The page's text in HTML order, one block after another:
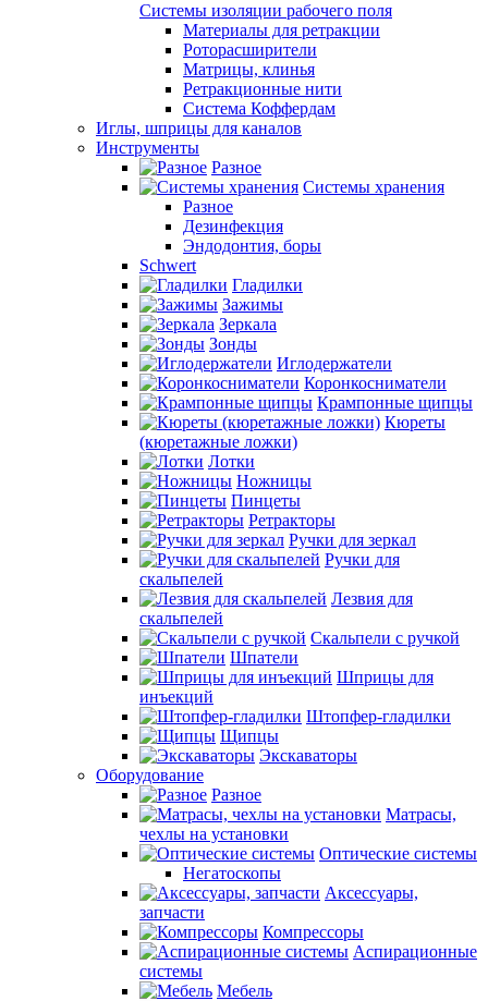
Системы изоляции рабочего поля
Материалы для ретракции
Роторасширители
Матрицы, клинья
Ретракционные нити
Система Коффердам
Иглы, шприцы для каналов
Инструменты
Разное
Системы хранения
Разное
Дезинфекция
Эндодонтия, боры
Schwert
Гладилки
Зажимы
Зеркала
Зонды
Иглодержатели
Коронкосниматели
Крампонные щипцы
Кюреты
(кюретажные ложки)
Лотки
Ножницы
Пинцеты
Ретракторы
Ручки для зеркал
Ручки для
скальпелей
Лезвия для
скальпелей
Скальпели с ручкой
Шпатели
Шприцы для
инъекций
Штопфер-гладилки
Щипцы
Экскаваторы
Оборудование
Разное
Матрасы,
чехлы на установки
Оптические системы
Негатоскопы
Аксессуары,
запчасти
Компрессоры
Аспирационные
системы
Мебель